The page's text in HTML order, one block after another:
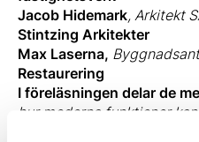
Jacob Hidemark, Arkitekt
Stintzing Arkitekter
Max Laserna,
Restaurering
I föreläsningen delar de
hur moderna funktioner
byggnader där varje